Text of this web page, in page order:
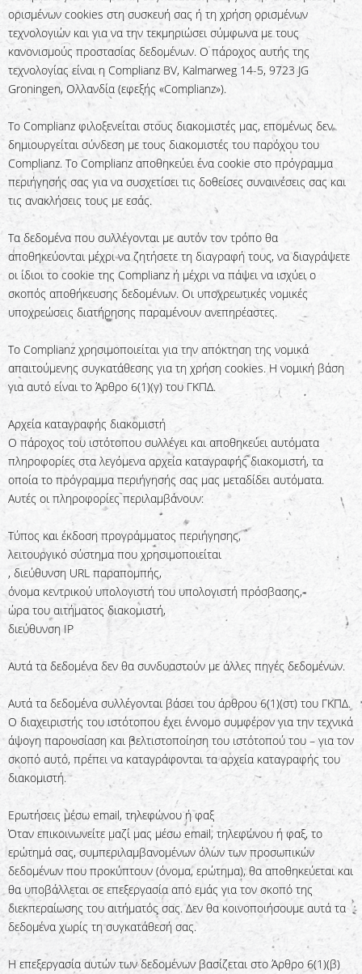
ορισμένων cookies στη συσκευή σας ή τη χρήση ορισμένων
τεχνολογιών και για να την τεκμηριώσει σύμφωνα με τους
κανονισμούς προστασίας δεδομένων. Ο πάροχος αυτής της
τεχνολογίας είναι η Complianz BV, Kalmarweg 14-5, 9723 JG
Groningen, Ολλανδία (εφεξής «Complianz»).
Το Complianz φιλοξενείται στους διακομιστές μας, επομένως δεν
δημιουργείται σύνδεση με τους διακομιστές του παρόχου του
Complianz. Το Complianz αποθηκεύει ένα cookie στο πρόγραμμα
περιήγησής σας για να συσχετίσει τις δοθείσες συναινέσεις σας και
τις ανακλήσεις τους με εσάς.
Τα δεδομένα που συλλέγονται με αυτόν τον τρόπο θα
αποθηκεύονται μέχρι να ζητήσετε τη διαγραφή τους, να διαγράψετε
οι ίδιοι το cookie της Complianz ή μέχρι να πάψει να ισχύει ο
σκοπός αποθήκευσης δεδομένων. Οι υποχρεωτικές νομικές
υποχρεώσεις διατήρησης παραμένουν ανεπηρέαστες.
Το Complianz χρησιμοποιείται για την απόκτηση της νομικά
απαιτούμενης συγκατάθεσης για τη χρήση cookies. Η νομική βάση
για αυτό είναι το Άρθρο 6(1)(γ) του ΓΚΠΔ.
Αρχεία καταγραφής διακομιστή
Ο πάροχος του ιστότοπου συλλέγει και αποθηκεύει αυτόματα
πληροφορίες στα λεγόμενα αρχεία καταγραφής διακομιστή, τα
οποία το πρόγραμμα περιήγησής σας μας μεταδίδει αυτόματα.
Αυτές οι πληροφορίες περιλαμβάνουν:
Τύπος και έκδοση προγράμματος περιήγησης,
λειτουργικό σύστημα που χρησιμοποιείται
, διεύθυνση URL παραπομπής,
όνομα κεντρικού υπολογιστή του υπολογιστή πρόσβασης,
ώρα του αιτήματος διακομιστή,
διεύθυνση IP
Αυτά τα δεδομένα δεν θα συνδυαστούν με άλλες πηγές δεδομένων.
Αυτά τα δεδομένα συλλέγονται βάσει του άρθρου 6(1)(στ) του ΓΚΠΔ.
Ο διαχειριστής του ιστότοπου έχει έννομο συμφέρον για την τεχνικά
άψογη παρουσίαση και βελτιστοποίηση του ιστότοπού του – για τον
σκοπό αυτό, πρέπει να καταγράφονται τα αρχεία καταγραφής του
διακομιστή.
Ερωτήσεις μέσω email, τηλεφώνου ή φαξ
Όταν επικοινωνείτε μαζί μας μέσω email, τηλεφώνου ή φαξ, το
ερώτημά σας, συμπεριλαμβανομένων όλων των προσωπικών
δεδομένων που προκύπτουν (όνομα, ερώτημα), θα αποθηκεύεται και
θα υποβάλλεται σε επεξεργασία από εμάς για τον σκοπό της
διεκπεραίωσης του αιτήματός σας. Δεν θα κοινοποιήσουμε αυτά τα
δεδομένα χωρίς τη συγκατάθεσή σας.
Η επεξεργασία αυτών των δεδομένων βασίζεται στο Άρθρο 6(1)(β)